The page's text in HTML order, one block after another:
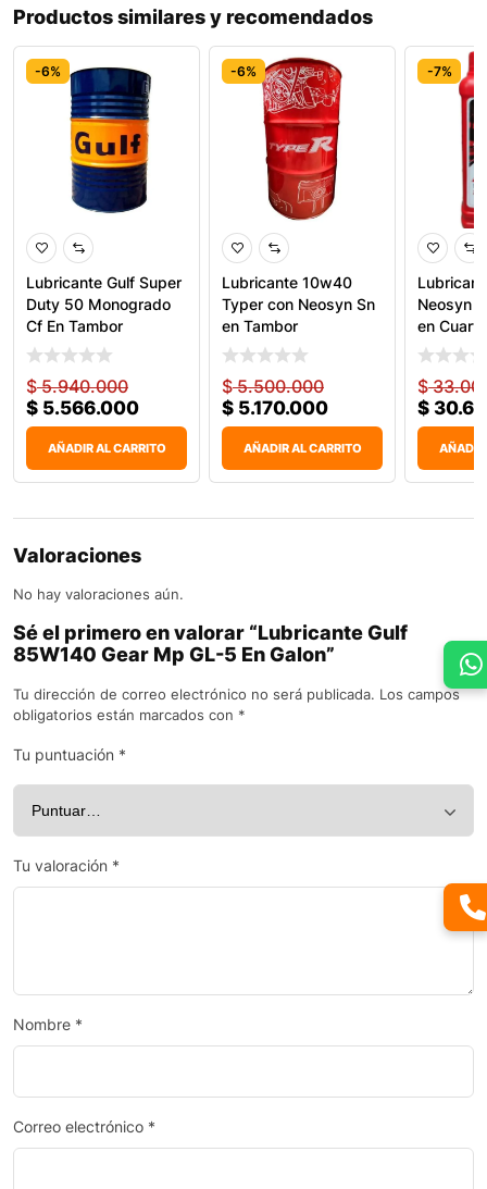
Productos similares y recomendados
-6%
Lubricante Gulf Super
Duty 50 Monogrado
Cf En Tambor
$5.940.000
$ 5.566.000
AÑADIR AL CARRITO
-6%
Lubricante 10w40
Typer con Neosyn Sn
en Tambor
$5.500.000
$ 5.170.000
AÑADIR AL CARRITO
-7%
Neosyn
en Cuarto
$
$
AÑADIR
Valoraciones
No hay valoraciones aún.
Sé el primero en valorar “Lubricante Gulf
85W140 Gear Mp GL-5 En Galon”
Tu dirección de correo electrónico no será publicada. Los campos
obligatorios están marcados con *
Tu puntuación *
Tu valoración *
Nombre *
Correo electrónico *